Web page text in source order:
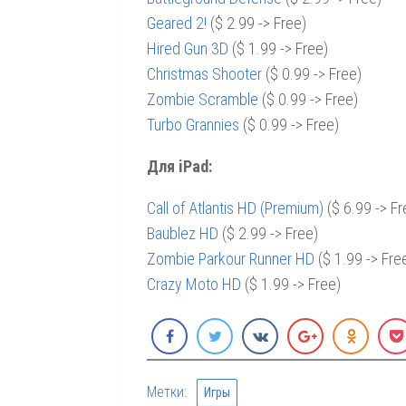
Geared 2! ($ 2.99 -> Free)
Hired Gun 3D ($ 1.99 -> Free)
Christmas Shooter ($ 0.99 -> Free)
Zombie Scramble ($ 0.99 -> Free)
Turbo Grannies ($ 0.99 -> Free)
Для iPad:
Call of Atlantis HD (Premium) ($ 6.99 ->
Baublez HD ($ 2.99 -> Free)
Zombie Parkour Runner HD ($ 1.99 ->
Crazy Moto HD ($ 1.99 -> Free)
Метки: Игры